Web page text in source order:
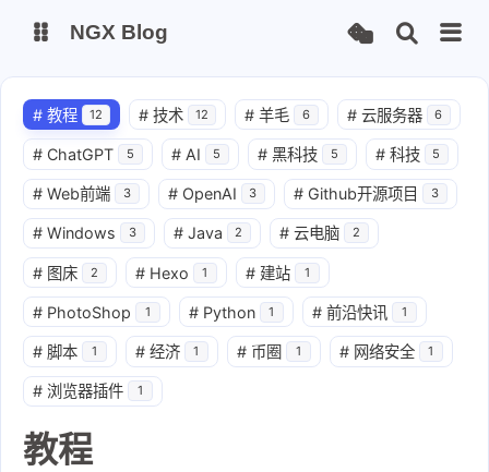
Status Qexo
备用链接 Code-Server
NGX Blog
# 教程 12 # 技术 12 # 羊毛 6 # 云服务器 6
# ChatGPT 5 # AI 5 # 黑科技 5 # 科技 5
# Web前端 3 # OpenAI 3 # Github开源项目 3
# Windows 3 # Java 2 # 云电脑 2
# 图床 2 # Hexo 1 # 建站 1
# PhotoShop 1 # Python 1 # 前沿快讯 1
# 脚本 1 # 经济 1 # 币圈 1 # 网络安全 1
# 浏览器插件 1
教程